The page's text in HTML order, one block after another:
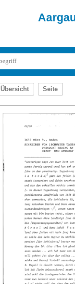
Übersicht Seite